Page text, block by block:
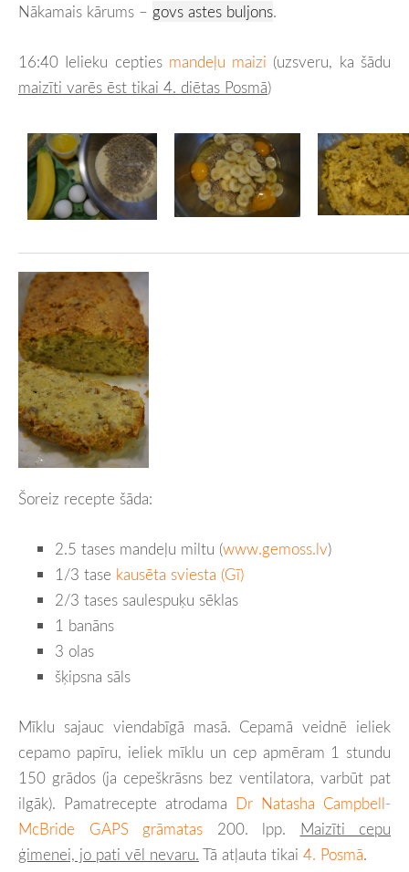
Nākamais kārums – govs astes buljons.
16:40 Ielieku cepties mandeļu maizi (uzsveru, ka šādu
maizīti varēs ēst tikai 4. diētas Posmā)
Šoreiz recepte šāda:
2.5 tases mandeļu miltu (www.gemoss.lv)
1/3 tase kausēta sviesta (Gī)
2/3 tases saulespuķu sēklas
1 banāns
3 olas
šķipsna sāls
Mīklu sajauc viendabīgā masā. Cepamā veidnē ieliek
cepamo papīru, ieliek mīklu un cep apmēram 1 stundu
150 grādos (ja cepeškrāsns bez ventilatora, varbūt pat
ilgāk). Pamatrecepte atrodama Dr Natasha Campbell-
McBride GAPS grāmatas 200. lpp. Maizīti cepu
ģimenei, jo pati vēl nevaru. Tā atļauta tikai 4. Posmā.